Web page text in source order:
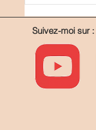
Suivez-moi sur :